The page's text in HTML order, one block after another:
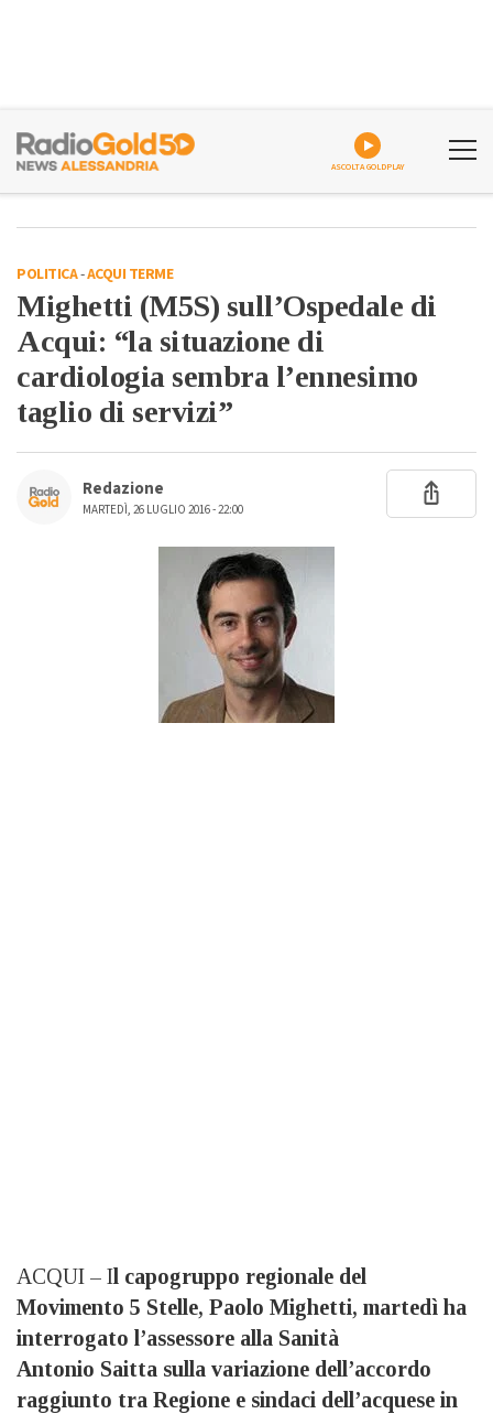
ASCOLTA GOLDPLAY
POLITICA-ACQUI TERME
Mighetti (M5S) sull’Ospedale di
Acqui: “la situazione di
cardiologia sembra l’ennesimo
taglio di servizi”
Redazione
MARTEDÌ, 26 LUGLIO 2016 - 22:00
ACQUI – Il capogruppo regionale del
Movimento 5 Stelle, Paolo Mighetti, martedì ha
interrogato l’assessore alla Sanità
Antonio Saitta sulla variazione dell’accordo
raggiunto tra Regione e sindaci dell’acquese in